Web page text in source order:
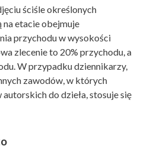
ściśle określonych
etacie obejmuje
przychodu w wysokości
zlecenie to 20% przychodu, a
W przypadku dziennikarzy,
zawodów, w których
do dzieła, stosuje się